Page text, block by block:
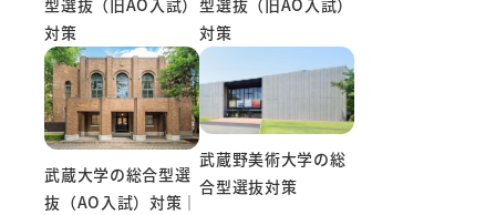
対策
対策
武蔵大学の総合型選
抜（AO入試）対策｜
武蔵野美術大学の総
合型選抜対策